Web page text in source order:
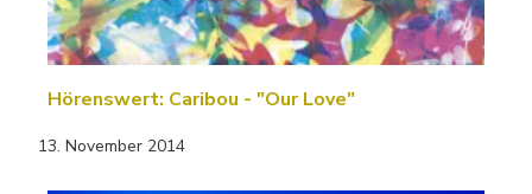
Hörenswert: Caribou - "Our Love"
13. November 2014